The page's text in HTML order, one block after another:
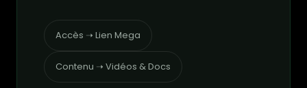
Accès ➝ Lien Mega
Contenu ➝ Vidéos & Docs